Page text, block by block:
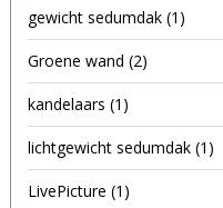
gewicht sedumdak (1)
Groene wand (2)
kandelaars (1)
lichtgewicht sedumdak (1)
LivePicture (1)